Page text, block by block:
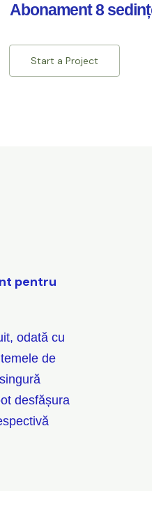
Abonament 8
Start a Project
pentru
odată cu
de
desfășura